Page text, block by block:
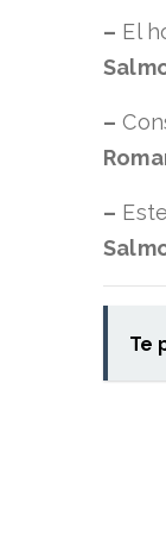
– El
–
–
Te